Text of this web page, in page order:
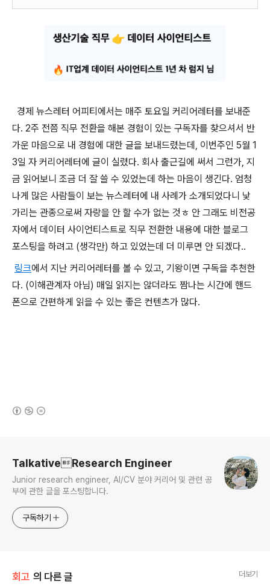
경제 뉴스레터 어피티에서는 매주 토요일 커리어레터를 보내준
다. 2주 전쯤 직무 전환을 해본 경험이 있는 구독자를 찾으셔서 반
가운 마음으로 내 경험에 대한 글을 보내드렸는데, 이번주인 5월 1
3일 자 커리어레터에 글이 실렸다. 회사 출근길에 써서 그런가, 지
금 읽어보니 조금 더 잘 쓸 수 있었는데 하는 마음이 생긴다. 엄청
나게 많은 사람들이 보는 뉴스레터에 내 사례가 소개되었다니 낯
가리는 관종으로써 자랑을 안 할 수가 없는 것ㅎ 안 그래도 비전공
자에서 데이터 사이언티스트로 직무 전환한 내용에 대한 블로그
포스팅을 하려고 (생각만) 하고 있었는데 더 미루면 안 되겠다..
링크에서 지난 커리어레터를 볼 수 있고, 기왕이면 구독을 추천한
다. (이해관계자 아님) 매일 읽지는 않더라도 짬나는 시간에 핸드
폰으로 간편하게 읽을 수 있는 좋은 컨텐츠가 많다.
TalkativeResearch Engineer
Junior research engineer, AI/CV 분야 커리어 및 관련 공
부에 관한 글을 포스팅합니다.
구독하기
회고 의 다른 글 더보기